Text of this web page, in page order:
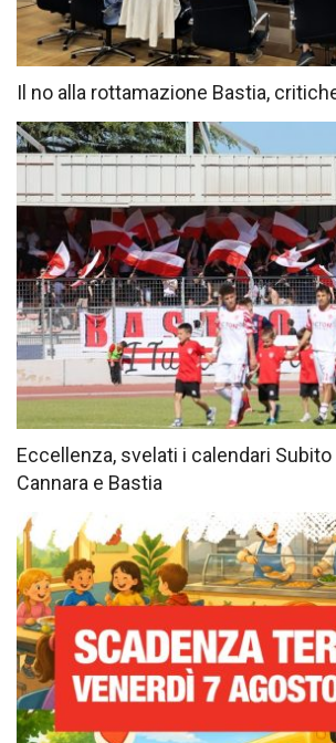
Il no alla rottamazione Bastia,
Eccellenza, svelati i calendari
Cannara e Bastia